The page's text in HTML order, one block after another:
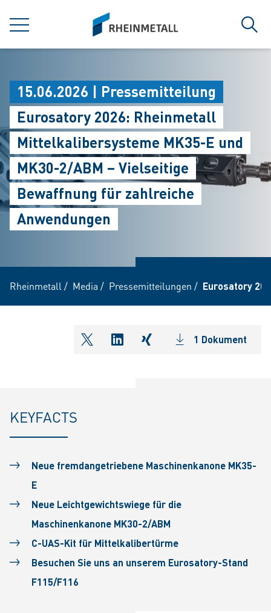
MENÜ
siteLogo
15.06.2026 | Pressemitteilung
Eurosatory 2026: Rheinmetall
Mittelkalibersysteme MK35-E und
MK30-2/ABM – Vielseitige
Bewaffnung für zahlreiche
Anwendungen
Rheinmetall / Media / Pressemitteilungen / Eurosatory
shareOntwitter
shareOnlinkedIn
shareOnxing1 Dokument
KEYFACTS
Neue fremdangetriebene Maschinenkanone MK35-
E
Neue Leichtgewichtswiege für die
Maschinenkanone MK30-2/ABM
C-UAS-Kit für Mittelkalibertürme
Besuchen Sie uns an unserem Eurosatory-Stand
F115/F116